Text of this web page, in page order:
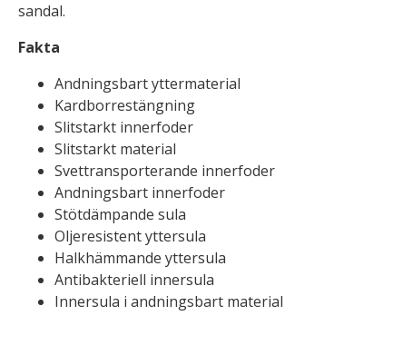
sandal.
Fakta
Andningsbart yttermaterial
Kardborrestängning
Slitstarkt innerfoder
Slitstarkt material
Svettransporterande innerfoder
Andningsbart innerfoder
Stötdämpande sula
Oljeresistent yttersula
Halkhämmande yttersula
Antibakteriell innersula
Innersula i andningsbart material